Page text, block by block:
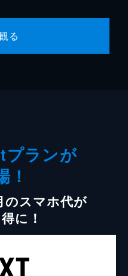
る
プランが
！
のスマホ代が
に！